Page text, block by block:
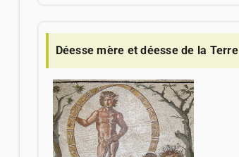
Déesse mère et déesse de la Terre